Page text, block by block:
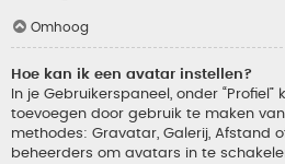
Omhoog
Hoe kan ik een avatar instellen?
In je Gebruikerspaneel, onder
toevoegen door gebruik te maken
methodes: Gravatar, Galerij, Afstand
beheerders om avatars in te